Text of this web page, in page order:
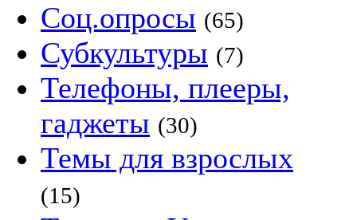
Соц.опросы (65)
Субкультуры (7)
Телефоны, плееры,
гаджеты (30)
Темы для взрослых
(15)